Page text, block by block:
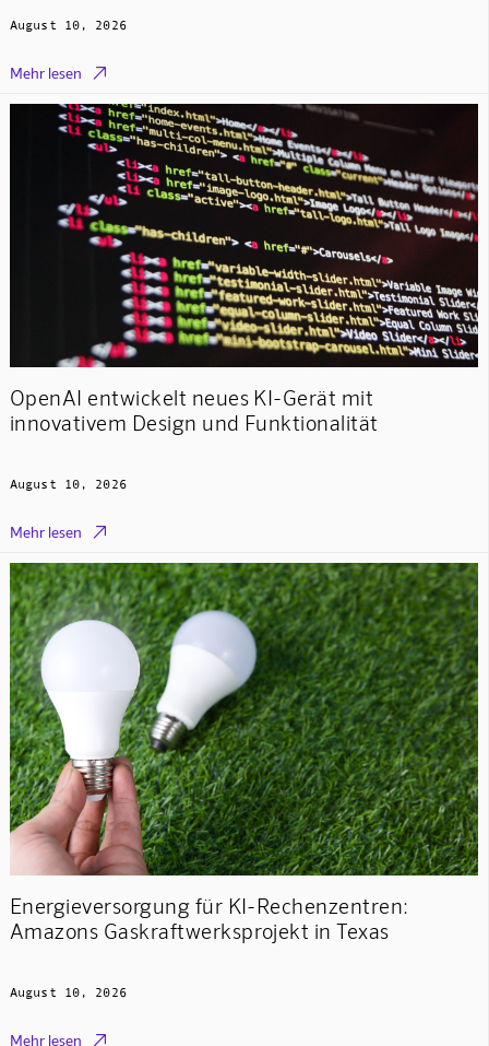
August 10, 2026
Mehr lesen 
OpenAI entwickelt neues KI-Gerät mit
innovativem Design und Funktionalität
August 10, 2026
Mehr lesen 
Energieversorgung für KI-Rechenzentren:
Amazons Gaskraftwerksprojekt in Texas
August 10, 2026
Mehr lesen 